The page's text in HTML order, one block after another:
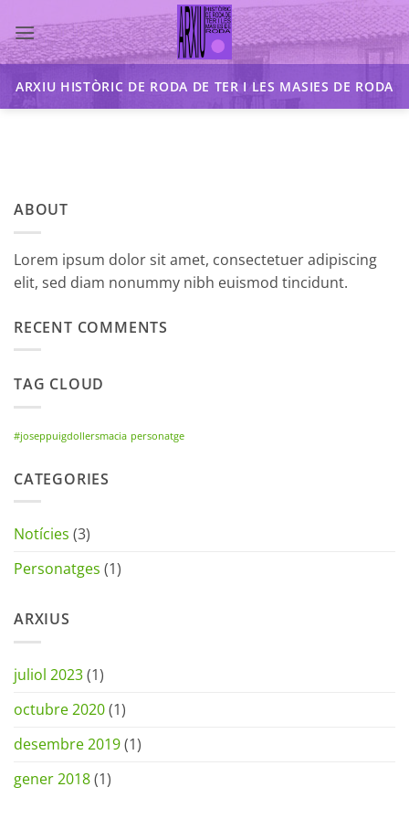
to
content
ARXIU HISTÒRIC DE RODA DE TER I LES MASIES DE RODA
ABOUT
Lorem ipsum dolor sit amet, consectetuer adipiscing
elit, sed diam nonummy nibh euismod tincidunt.
RECENT COMMENTS
TAG CLOUD
#joseppuigdollersmacia personatge
CATEGORIES
Notícies (3)
Personatges (1)
ARXIUS
juliol 2023(1)
octubre 2020(1)
desembre 2019(1)
gener 2018(1)